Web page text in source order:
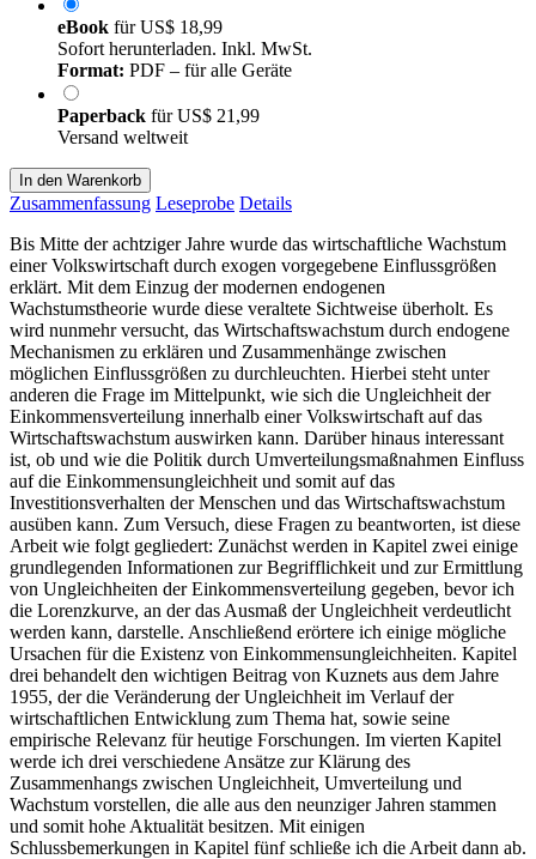
eBook fürUS$ 18,99
Sofort herunterladen. Inkl. MwSt.
Format: PDF – für alle Geräte
Paperback fürUS$ 21,99
Versand weltweit
In den Warenkorb
Zusammenfassung Leseprobe Details
Bis Mitte der achtziger Jahre wurde das wirtschaftliche Wachstum
einer Volkswirtschaft durch exogen vorgegebene Einflussgrößen
erklärt. Mit dem Einzug der modernen endogenen
Wachstumstheorie wurde diese veraltete Sichtweise überholt. Es
wird nunmehr versucht, das Wirtschaftswachstum durch endogene
Mechanismen zu erklären und Zusammenhänge zwischen
möglichen Einflussgrößen zu durchleuchten. Hierbei steht unter
anderen die Frage im Mittelpunkt, wie sich die Ungleichheit der
Einkommensverteilung innerhalb einer Volkswirtschaft auf das
Wirtschaftswachstum auswirken kann. Darüber hinaus interessant
ist, ob und wie die Politik durch Umverteilungsmaßnahmen Einfluss
auf die Einkommensungleichheit und somit auf das
Investitionsverhalten der Menschen und das Wirtschaftswachstum
ausüben kann. Zum Versuch, diese Fragen zu beantworten, ist diese
Arbeit wie folgt gegliedert: Zunächst werden in Kapitel zwei einige
grundlegenden Informationen zur Begrifflichkeit und zur Ermittlung
von Ungleichheiten der Einkommensverteilung gegeben, bevor ich
die Lorenzkurve, an der das Ausmaß der Ungleichheit verdeutlicht
werden kann, darstelle. Anschließend erörtere ich einige mögliche
Ursachen für die Existenz von Einkommensungleichheiten. Kapitel
drei behandelt den wichtigen Beitrag von Kuznets aus dem Jahre
1955, der die Veränderung der Ungleichheit im Verlauf der
wirtschaftlichen Entwicklung zum Thema hat, sowie seine
empirische Relevanz für heutige Forschungen. Im vierten Kapitel
werde ich drei verschiedene Ansätze zur Klärung des
Zusammenhangs zwischen Ungleichheit, Umverteilung und
Wachstum vorstellen, die alle aus den neunziger Jahren stammen
und somit hohe Aktualität besitzen. Mit einigen
Schlussbemerkungen in Kapitel fünf schließe ich die Arbeit dann ab.